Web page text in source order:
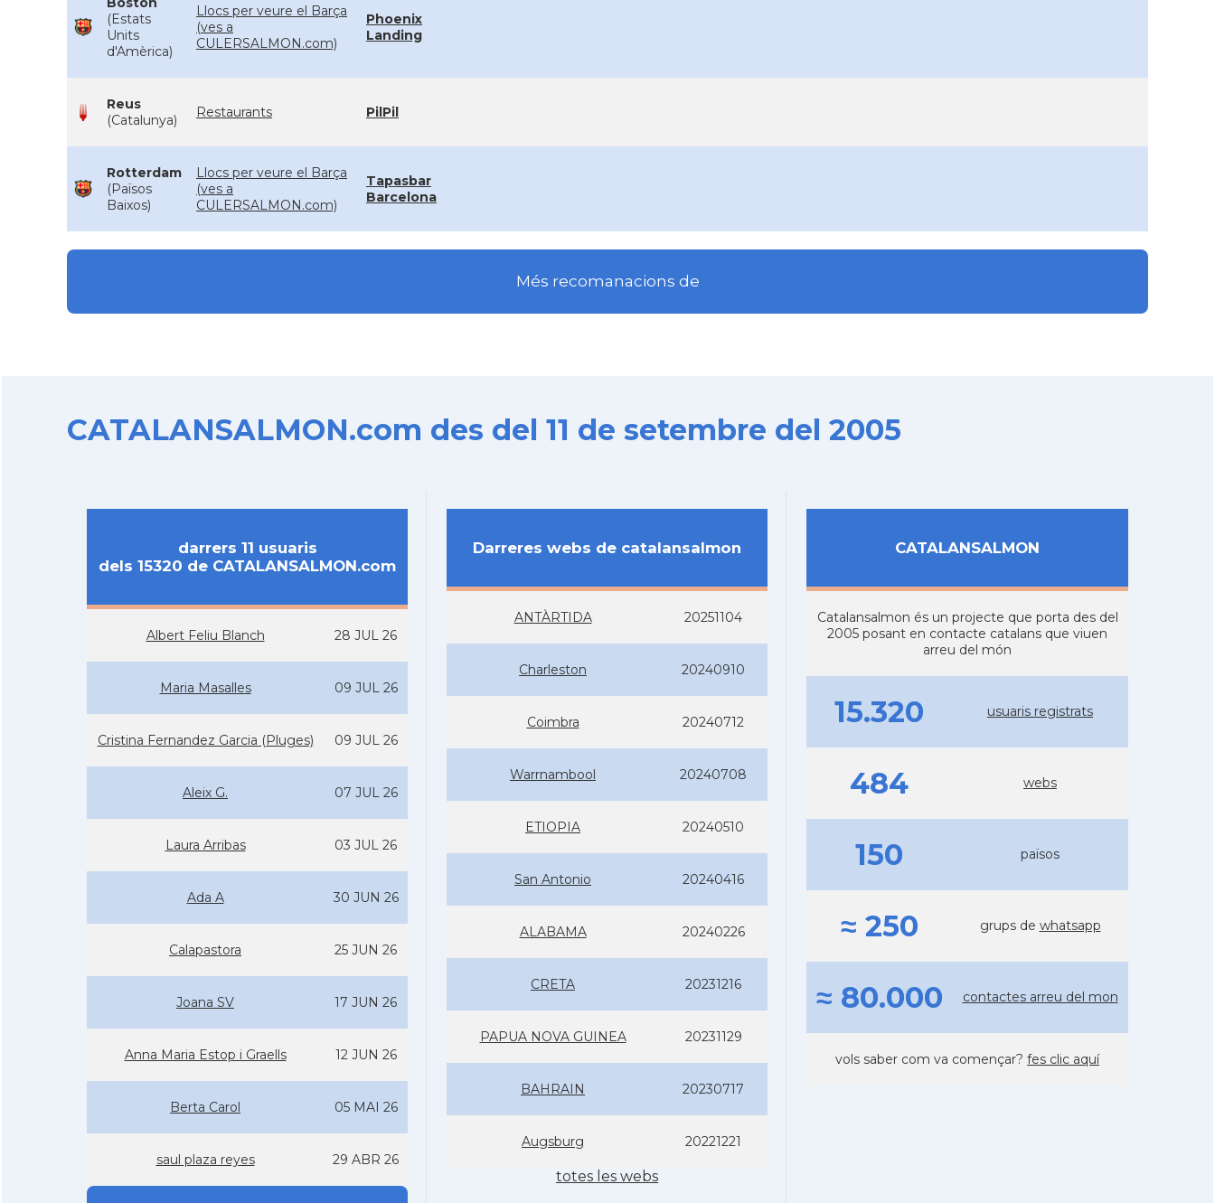
(Estats
Units
d'Amèrica)
Llocs per veure el Barça
(ves a
CULERSALMON.com)
Phoenix
Landing
Reus
(Catalunya)
Restaurants PilPil
Rotterdam
(Països
Baixos)
Llocs per veure el Barça
(ves a
CULERSALMON.com)
Tapasbar
Barcelona
Més recomanacions de
CATALANSALMON.com des del 11 de setembre del 2005
darrers 11 usuaris
dels 15320 de CATALANSALMON.com
Albert Feliu Blanch 28 JUL 26
Maria Masalles 09 JUL 26
Cristina Fernandez Garcia (Pluges) 09 JUL 26
Aleix G. 07 JUL 26
Laura Arribas 03 JUL 26
Ada A 30 JUN 26
Calapastora 25 JUN 26
Joana SV 17 JUN 26
Anna Maria Estop i Graells 12 JUN 26
Berta Carol 05 MAI 26
saul plaza reyes 29 ABR 26
Darreres webs de catalansalmon
ANTÀRTIDA 20251104
Charleston 20240910
Coimbra 20240712
Warrnambool 20240708
ETIOPIA 20240510
San Antonio 20240416
ALABAMA 20240226
CRETA 20231216
PAPUA NOVA GUINEA 20231129
BAHRAIN 20230717
Augsburg 20221221
totes les webs
CATALANSALMON
Catalansalmon és un projecte que porta des del
2005 posant en contacte catalans que viuen
arreu del món
15.320 usuaris registrats
484 webs
150 països
≈ 250 grups de whatsapp
≈ 80.000 contactes arreu del mon
vols saber com va començar? fes clic aquí